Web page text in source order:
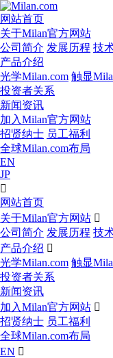
网站首页
关于Milan官方网站
公司简介 发展历程 技
产品介绍
光学Milan.com 触显
投资者关系
新闻资讯
加入Milan官方网站
招贤纳士 员工福利
全球Milan.com布局
EN
JP

网站首页
关于Milan官方网站 
公司简介 发展历程 技
产品介绍 
光学Milan.com 触显
投资者关系
新闻资讯
加入Milan官方网站 
招贤纳士 员工福利
全球Milan.com布局
EN 